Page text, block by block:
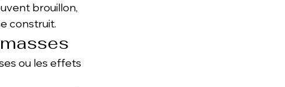
brouillon,
construit.
ou les effets